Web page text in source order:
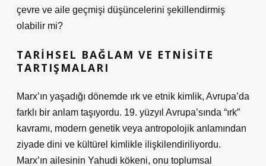
çevre ve aile geçmişi düşüncelerini şekillendirmiş
olabilir mi?
TARIHSEL BAĞLAM VE ETNISITE
TARTIŞMALARI
Marx’ın yaşadığı dönemde ırk ve etnik kimlik, Avrupa’da
farklı bir anlam taşıyordu. 19. yüzyıl Avrupa’sında “ırk”
kavramı, modern genetik veya antropolojik anlamından
ziyade dini ve kültürel kimlikle ilişkilendiriliyordu.
Marx’ın ailesinin Yahudi kökeni, onu toplumsal